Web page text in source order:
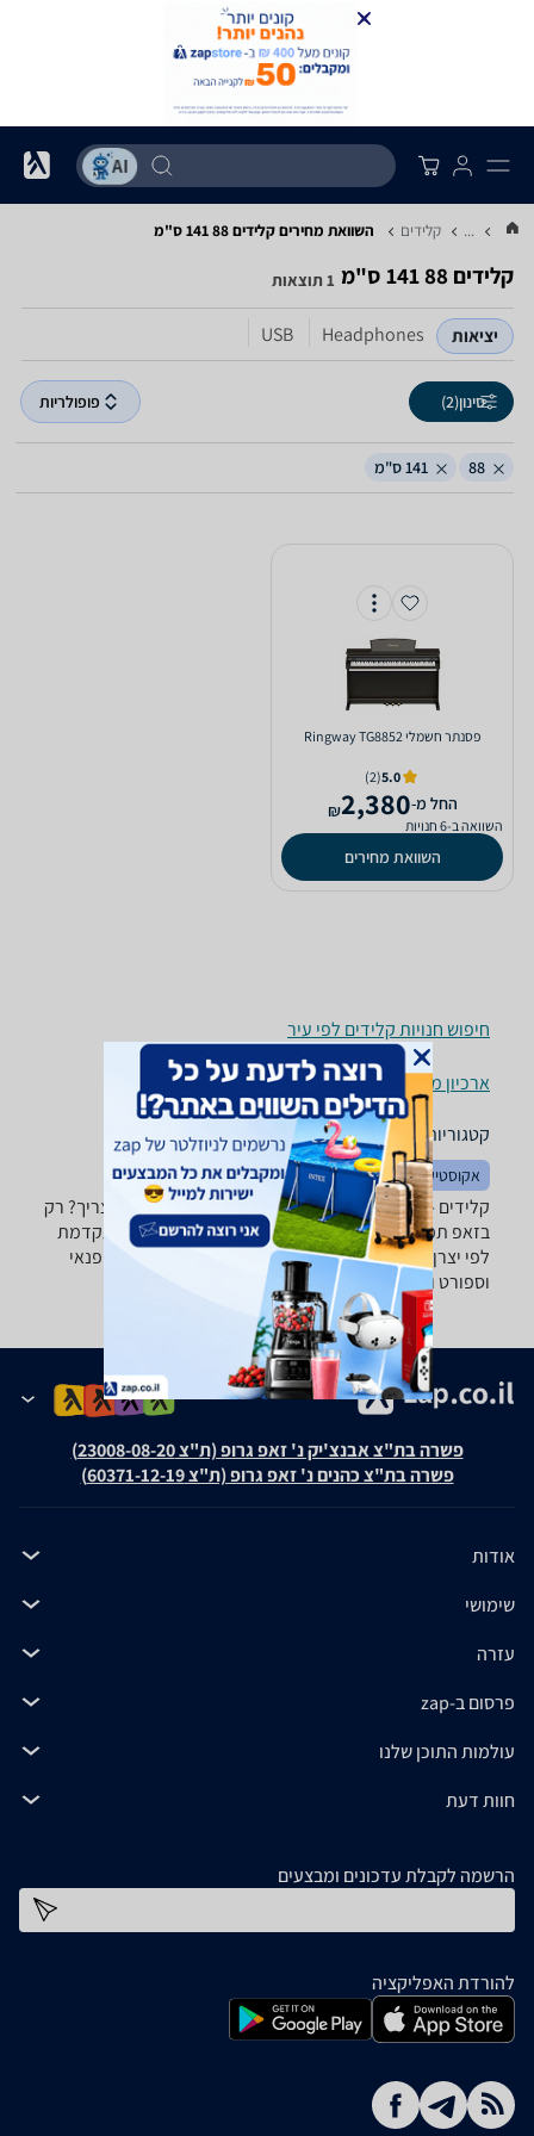
... קלידים השוואת מחירים קלידים ‏88 ‏141 ‏ס"מ
קלידים ‏88 ‏141 ‏ס"מ 1 תוצאות
יציאות Headphones
USB
סינון(2) פופולריות
88 141 ס"מ
‏פסנתר חשמלי Ringway TG8852
5.0
(2)
‫החל מ-2,380
₪
השוואה ב-6 חנויות
השוואת מחירים
חיפוש חנויות קלידים לפי עיר
ארכיון מוצרים
קטגוריות משלימות
אקוסטיקה
קלידים - ‏88 ‏141 ‏ס"מ רוצה למצוא את הקלידים שאתה צריך? רק
בזאפ תמצא מאות ביקורות על קלידים מערכת סינון מתקדמת
לפי יצרן , סוג ועוד, השוואת מחירים ביותר מאלף חנויות פנאי
וספורט ותקבל החלטה חכמה!
פשרה בת"צ אבנצ'יק נ' זאפ גרופ (ת"צ 23008-08-20)
פשרה בת"צ כהנים נ' זאפ גרופ (ת"צ 60371-12-19)
אודות
שימושי
עזרה
פרסום ב-zap
עולמות התוכן שלנו
חוות דעת
הרשמה לקבלת עדכונים ומבצעים
להורדת האפליקציה